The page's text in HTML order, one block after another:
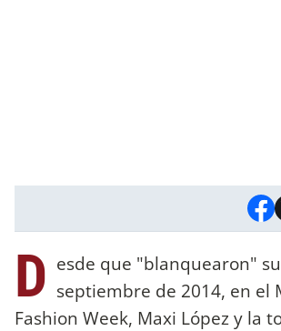
D esde que "blanquearon"
septiembre de 2014, en el
Fashion Week, Maxi López y la